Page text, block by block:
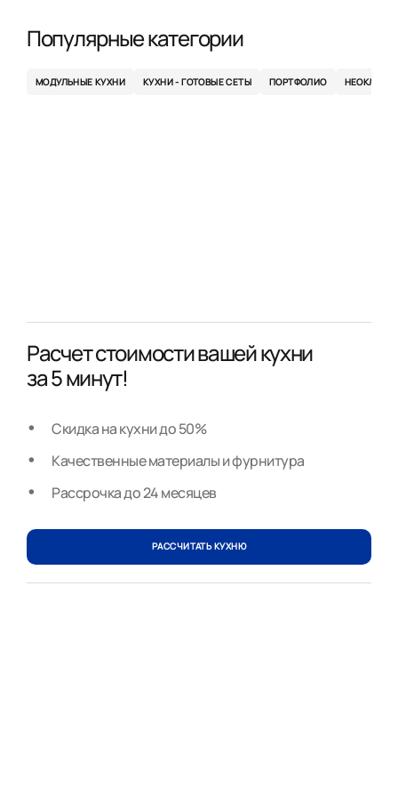
Популярные категории
МОДУЛЬНЫЕ КУХНИ КУХНИ - ГОТОВЫЕ СЕТЫ ПОРТФОЛИО
Расчет стоимости вашей кухни
за 5 минут!
Скидка на кухни до 50%
Качественные материалы и фурнитура
Рассрочка до 24 месяцев
РАССЧИТАТЬ КУХНЮ